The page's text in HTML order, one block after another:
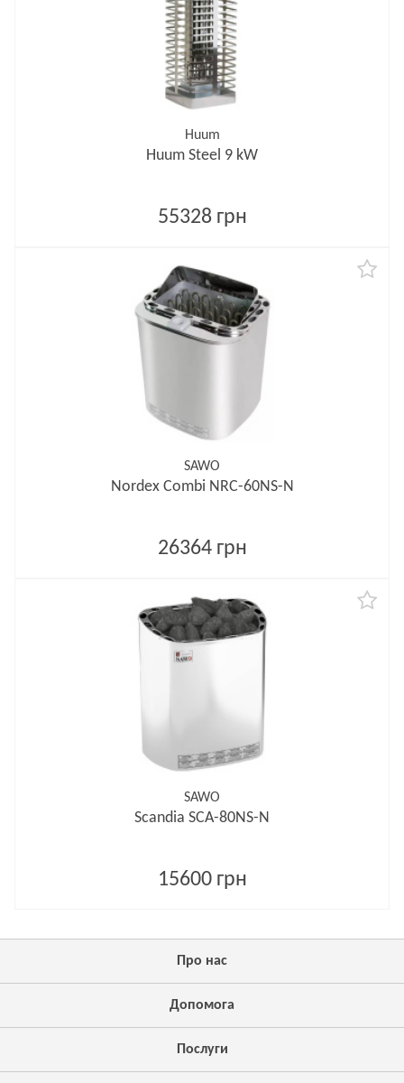
Huum
Huum Steel 9 kW
55328 грн
SAWO
Nordex Combi NRC-60NS-N
26364 грн
SAWO
Scandia SCA-80NS-N
15600 грн
Про нас
Допомога
Послуги